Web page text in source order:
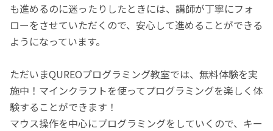
も進めるのに迷ったりしたときには、講師が丁寧にフォ
ローをさせていただくので、安心して進めることができる
ようになっています。
ただいまQUREOプログラミング教室では、無料体験を実
施中！マインクラフトを使ってプログラミングを楽しく体
験することができます！
マウス操作を中心にプログラミングをしていくので、キー